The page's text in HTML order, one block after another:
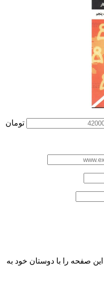
تومان
صفحه را با دوستان خود به